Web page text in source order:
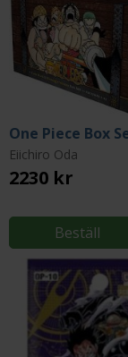
Eiichiro Oda
2230 kr
Beställ